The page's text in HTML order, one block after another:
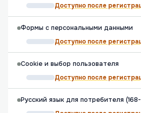
Доступно после
Формы с персональными данными
Доступно после
Cookie и выбор пользователя
Доступно после
Русский язык для потребителя